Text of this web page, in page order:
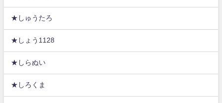
★しゅうたろ
★しょう1128
★しらぬい
★しろくま